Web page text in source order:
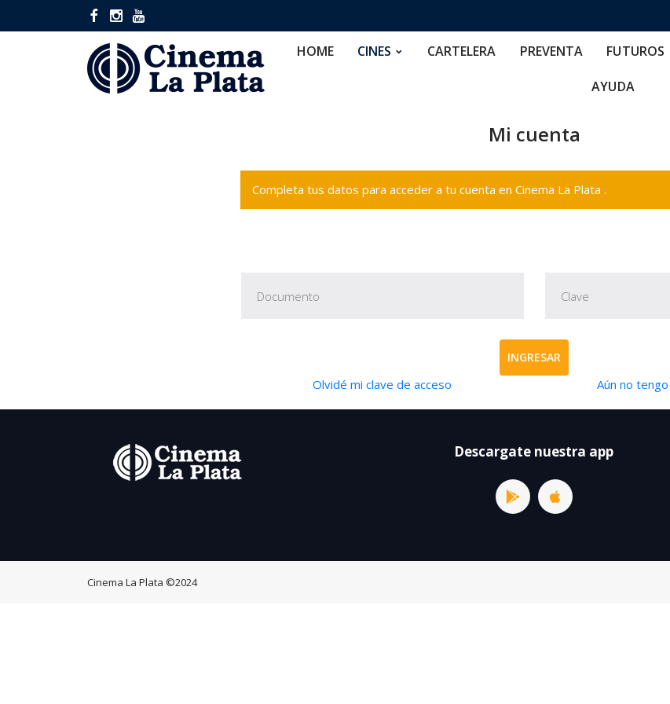
HOME CINES CARTELERA PREVENTA FUTUROS
AYUDA
Mi cuenta
Completa tus datos para acceder a tu cuenta en Cinema La Plata .
INGRESAR
Olvidé mi clave de acceso Aún no
Descargate nuestra app
Cinema La Plata ©2024